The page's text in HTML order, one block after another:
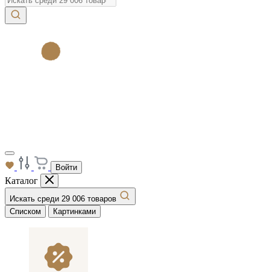
Войти
Каталог
Искать среди 29 006 товаров
Списком
Картинками